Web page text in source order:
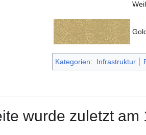
Kategorien: Infrastruktur
wurde zuletzt